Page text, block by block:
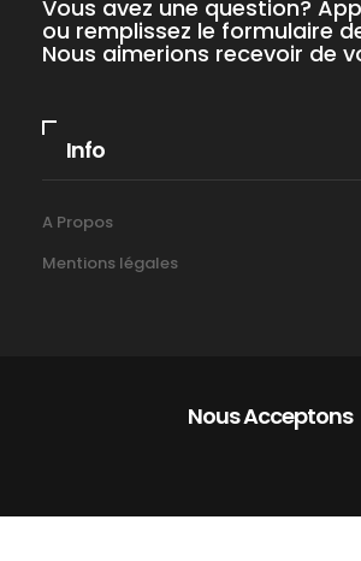
Vous avez une question?
ou remplissez le formulaire
Nous aimerions recevoir de
Info
A Propos
Mentions légales
Nous Acceptons